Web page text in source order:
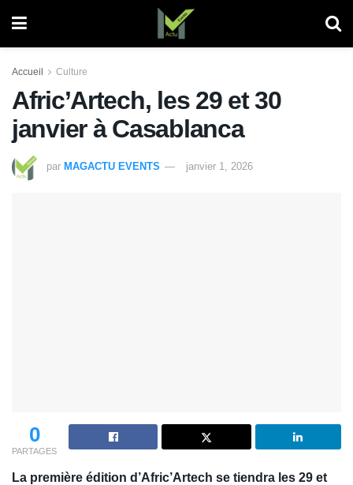
Accueil Culture
Afric’Artech, les 29 et 30
janvier à Casablanca
par MAGACTU EVENTS janvier 1, 2026
0
PARTAGES
La première édition d’Afric’Artech se tiendra les 29 et